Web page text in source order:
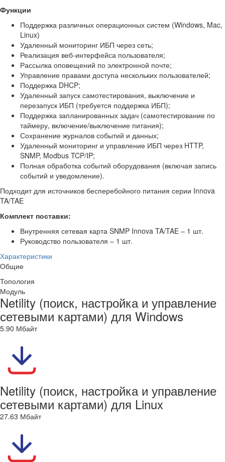
Функции
Поддержка различных операционных систем (Windows, Mac,
Linux)
Удаленный мониторинг ИБП через сеть;
Реализация веб-интерфейса пользователя;
Рассылка оповещений по электронной почте;
Управление правами доступа нескольких пользователей;
Поддержка DHCP;
Удаленный запуск самотестирования, выключение и
перезапуск ИБП (требуется поддержка ИБП);
Поддержка запланированных задач (самотестирование по
таймеру, включение/выключение питания);
Сохранение журналов событий и данных;
Удаленный мониторинг и управление ИБП через HTTP,
SNMP, Modbus TCP/IP;
Полная обработка событий оборудования (включая запись
событий и уведомление).
Подходит для источников бесперебойного питания серии Innova
TA/TAE
Комплект поставки:
Внутренняя сетевая карта SNMP Innova TA/TAE – 1 шт.
Руководство пользователя – 1 шт.
Характеристики
Общие
Топология
Модуль
Netility (поиск, настройка и управление
сетевыми картами) для Windows
5.90 Мбайт
Netility (поиск, настройка и управление
сетевыми картами) для Linux
27.63 Мбайт